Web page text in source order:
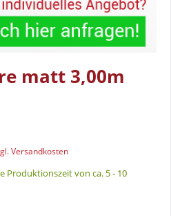
matt 3,00m
Versandkosten
Produktionszeit von ca. 5 - 10